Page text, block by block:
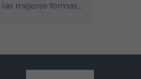
mejores formas…